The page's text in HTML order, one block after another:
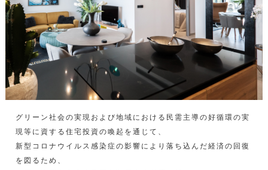
グリーン社会の実現および地域における民需主導の好循環の実
現等に資する住宅投資の喚起を通じて、
新型コロナウイルス感染症の影響により落ち込んだ経済の回復
を図るため、